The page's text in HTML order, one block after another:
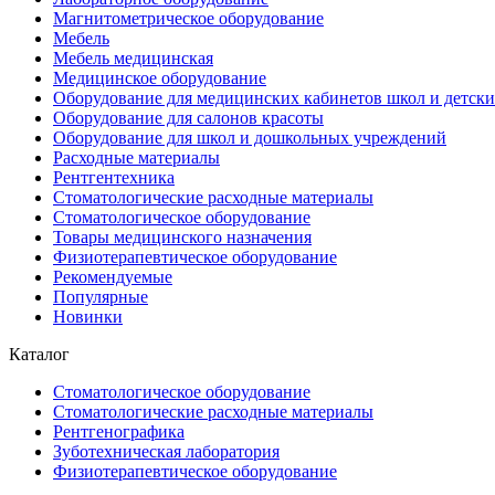
Магнитометрическое оборудование
Мебель
Мебель медицинская
Медицинское оборудование
Оборудование для медицинских кабинетов школ и
Оборудование для салонов красоты
Оборудование для школ и дошкольных учреждений
Расходные материалы
Рентгентехника
Стоматологические расходные материалы
Стоматологическое оборудование
Товары медицинского назначения
Физиотерапевтическое оборудование
Рекомендуемые
Популярные
Новинки
Каталог
Стоматологическое оборудование
Стоматологические расходные материалы
Рентгенографика
Зуботехническая лаборатория
Физиотерапевтическое оборудование